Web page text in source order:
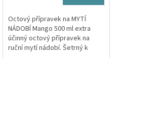
Octový přípravek na MYTÍ
NÁDOBÍ Mango 500 ml extra
účinný octový přípravek na
ruční mytí nádobí. Šetrný k